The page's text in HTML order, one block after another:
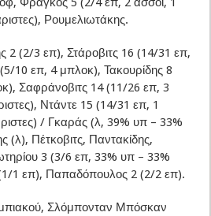
Ρουμελιωτάκης.
2 (2/3 επ), Στάροβιτς 16 (14/31 επ,
10 επ, 4 μπλοκ), Τακουρίδης 8
Σαφράνοβιτς 14 (11/26 επ, 3
Ντάντε 15 (14/31 επ, 1
/ Γκαράς (λ, 39% υπ – 33%
(λ), Πέτκοβιτς, Παντακίδης,
3 (3/6 επ, 33% υπ – 33%
1 επ), Παπαδόπουλος 2 (2/2 επ).
Σλόμπονταν Μπόσκαν